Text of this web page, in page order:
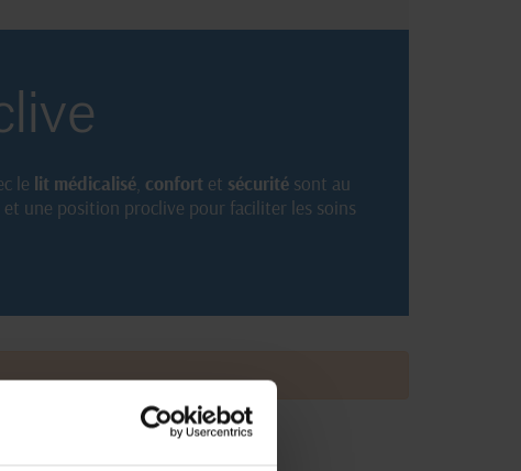
le lit médicalisé, confort et sécurité sont au
une position proclive pour faciliter les soins